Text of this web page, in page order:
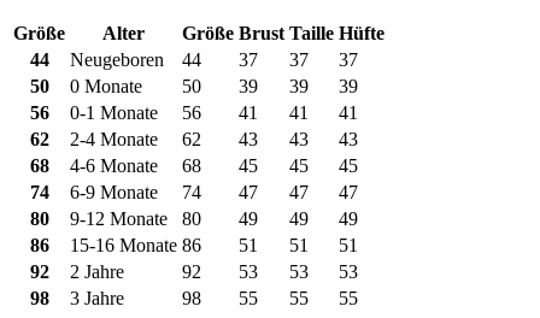
Größe Alter Größe Brust Taille Hüfte
44
Neugeboren 44 37 37
37
50
0 Monate 50 39 39
39
56
0-1 Monate 56 41 41
41
62
2-4 Monate 62 43 43
43
68
4-6 Monate 68 45 45
45
74
6-9 Monate 74 47 47
47
80
9-12 Monate 80 49 49
49
86
15-16 Monate 86 51 51
51
92
2 Jahre 92 53 53
53
98
3 Jahre 98 55 55 55